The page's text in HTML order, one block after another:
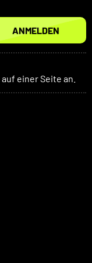
ANMELDEN
auf einer Seite an.